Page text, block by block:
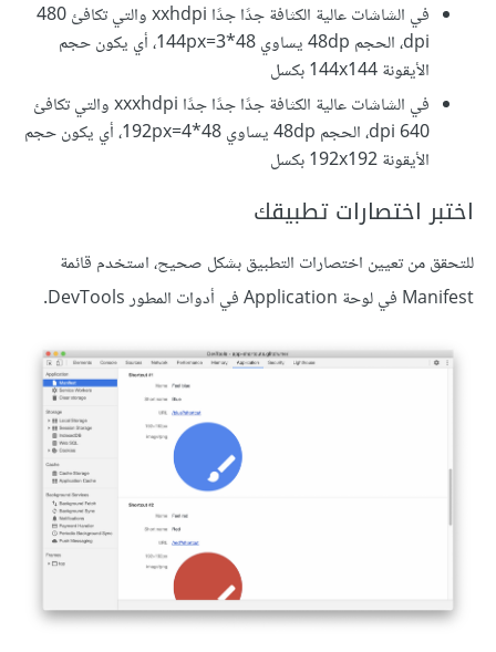
في الشاشات عالية الكثافة جدًا جدًا xxhdpi والتي تكافئ 480
dpi، الحجم 48dp يساوي 48*3=144px، أي يكون حجم
الأيقونة 144x144 بكسل
في الشاشات عالية الكثافة جدًا جدًا جدًا xxxhdpi والتي تكافئ
640 dpi، الحجم 48dp يساوي 48*4=192px، أي يكون حجم
الأيقونة 192x192 بكسل
اختبر اختصارات تطبيقك
للتحقق من تعيين اختصارات التطبيق بشكل صحيح، استخدم قائمة
Manifest في لوحة Application في أدوات المطور DevTools.